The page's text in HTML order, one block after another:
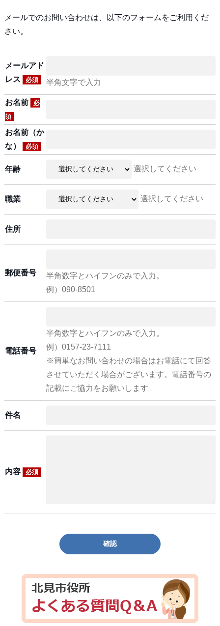
メールでのお問い合わせは、以下のフォームをご利用くだ
さい。
メールアド
レス
必須 半角文字で入力
お名前
必
須
お名前（か
な）
必須
年齢 選択してください
職業 選択してください
住所
郵便番号
半角数字とハイフンのみで入力。
例）090-8501
電話番号
半角数字とハイフンのみで入力。
例）0157-23-7111
※簡単なお問い合わせの場合はお電話にて回答
させていただく場合がございます。電話番号の
記載にご協力をお願いします
件名
内容 必須
確認